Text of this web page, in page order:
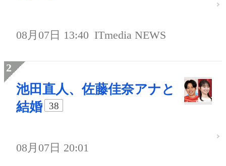
08月07日 13:40 ITmedia NEWS
池田直人、佐藤佳奈アナと
結婚
38
08月07日 20:01